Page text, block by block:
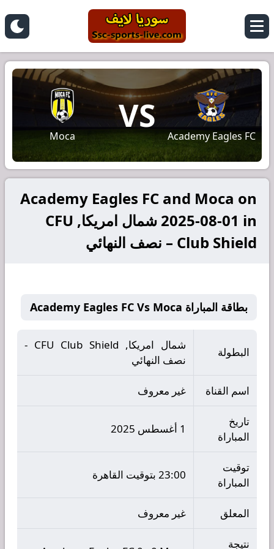
Academy Eagles FC
VS
Moca
Academy Eagles FC and Moca on
2025-08-01 in شمال امريكا, CFU
Club Shield – نصف النهائي
بطاقة المباراة Academy Eagles FC Vs Moca
البطولة
شمال امريكا, CFU Club Shield -
نصف النهائي
اسم القناة غير معروف
تاريخ
المباراة
1 أغسطس 2025
توقيت
المباراة
23:00 بتوقيت القاهرة
المعلق غير معروف
نتيجة